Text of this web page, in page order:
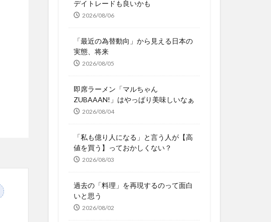
デイトレードも良いかも
2026/08/06
「最近の為替動向」から見える日本の
実態、将来
2026/08/05
即席ラーメン「マルちゃん
ZUBAAAN!」はやっぱり美味しいなぁ
2026/08/04
「私も億り人になる」と言う人が【高
値を買う】っておかしくない？
2026/08/03
過去の「料理」を再現するのって面白
いと思う
2026/08/02